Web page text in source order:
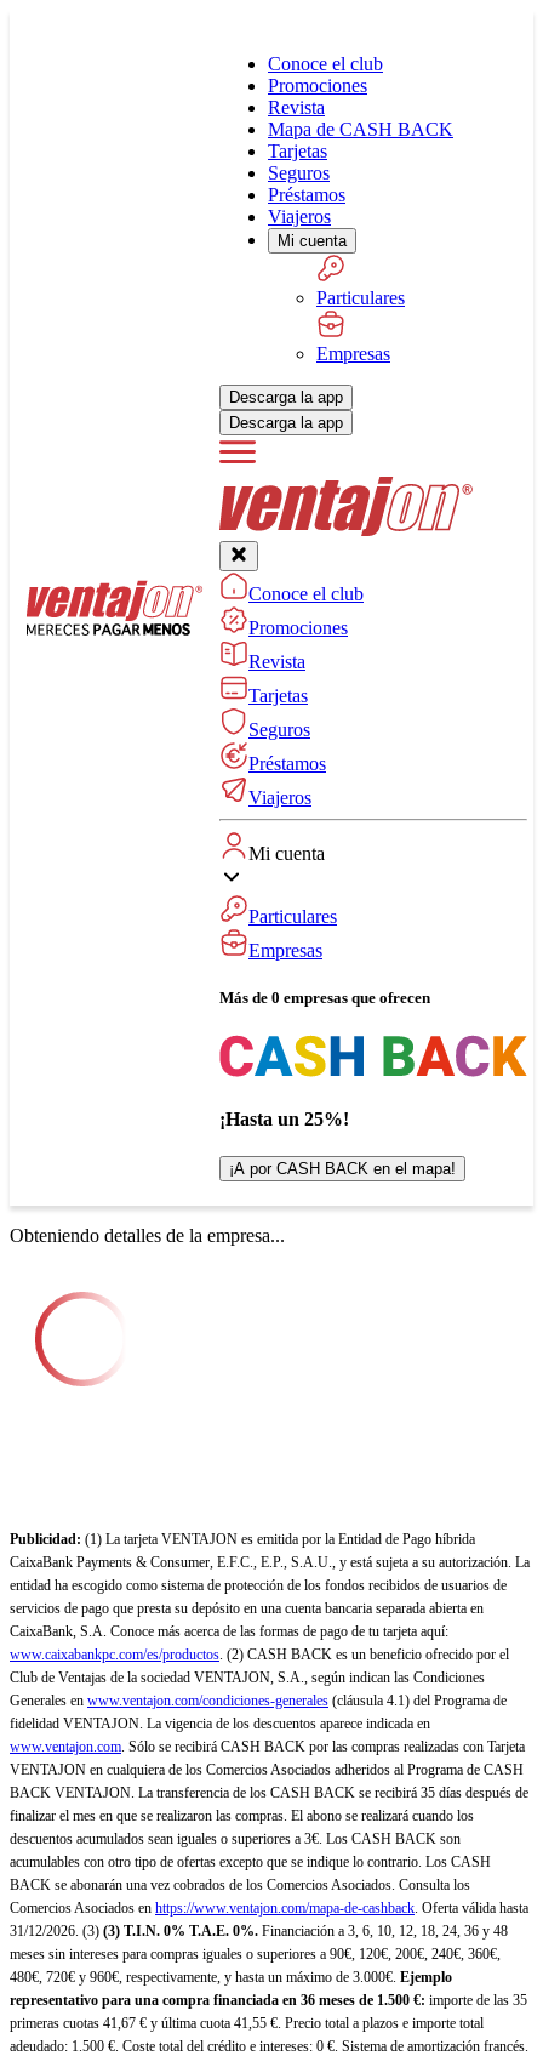
Conoce el club
Promociones
Revista
Mapa de CASH BACK
Tarjetas
Seguros
Préstamos
Viajeros
Mi cuenta
Particulares
Empresas
Descarga la app
Descarga la app
Conoce el club
Promociones
Revista
Tarjetas
Seguros
Préstamos
Viajeros
Mi cuenta
Particulares
Empresas
Más de 0 empresas que ofrecen
¡Hasta un 25%!
¡A por CASH BACK en el mapa!
Obteniendo detalles de la empresa...
Publicidad: (1) La tarjeta VENTAJON es emitida por la Entidad de Pago híbrida
CaixaBank Payments & Consumer, E.F.C., E.P., S.A.U., y está sujeta a su autorización. La
entidad ha escogido como sistema de protección de los fondos recibidos de usuarios de
servicios de pago que presta su depósito en una cuenta bancaria separada abierta en
CaixaBank, S.A. Conoce más acerca de las formas de pago de tu tarjeta aquí:
www.caixabankpc.com/es/productos. (2) CASH BACK es un beneficio ofrecido por el
Club de Ventajas de la sociedad VENTAJON, S.A., según indican las Condiciones
Generales en www.ventajon.com/condiciones-generales (cláusula 4.1) del Programa de
fidelidad VENTAJON. La vigencia de los descuentos aparece indicada en
www.ventajon.com. Sólo se recibirá CASH BACK por las compras realizadas con Tarjeta
VENTAJON en cualquiera de los Comercios Asociados adheridos al Programa de CASH
BACK VENTAJON. La transferencia de los CASH BACK se recibirá 35 días después de
finalizar el mes en que se realizaron las compras. El abono se realizará cuando los
descuentos acumulados sean iguales o superiores a 3€. Los CASH BACK son
acumulables con otro tipo de ofertas excepto que se indique lo contrario. Los CASH
BACK se abonarán una vez cobrados de los Comercios Asociados. Consulta los
Comercios Asociados en https://www.ventajon.com/mapa-de-cashback. Oferta válida hasta
31/12/2026. (3) (3) T.I.N. 0% T.A.E. 0%. Financiación a 3, 6, 10, 12, 18, 24, 36 y 48
meses sin intereses para compras iguales o superiores a 90€, 120€, 200€, 240€, 360€,
480€, 720€ y 960€, respectivamente, y hasta un máximo de 3.000€. Ejemplo
representativo para una compra financiada en 36 meses de 1.500 €: importe de las 35
primeras cuotas 41,67 € y última cuota 41,55 €. Precio total a plazos e importe total
adeudado: 1.500 €. Coste total del crédito e intereses: 0 €. Sistema de amortización francés.